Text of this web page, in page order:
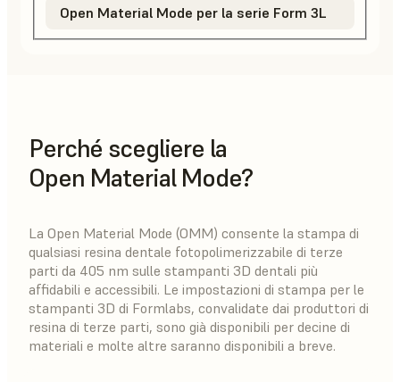
Open Material Mode per la serie Form 3L
Perché scegliere la
Open Material Mode?
La Open Material Mode (OMM) consente la stampa di
qualsiasi resina dentale fotopolimerizzabile di terze
parti da 405 nm sulle stampanti 3D dentali più
affidabili e accessibili. Le impostazioni di stampa per le
stampanti 3D di Formlabs, convalidate dai produttori di
resina di terze parti, sono già disponibili per decine di
materiali e molte altre saranno disponibili a breve.